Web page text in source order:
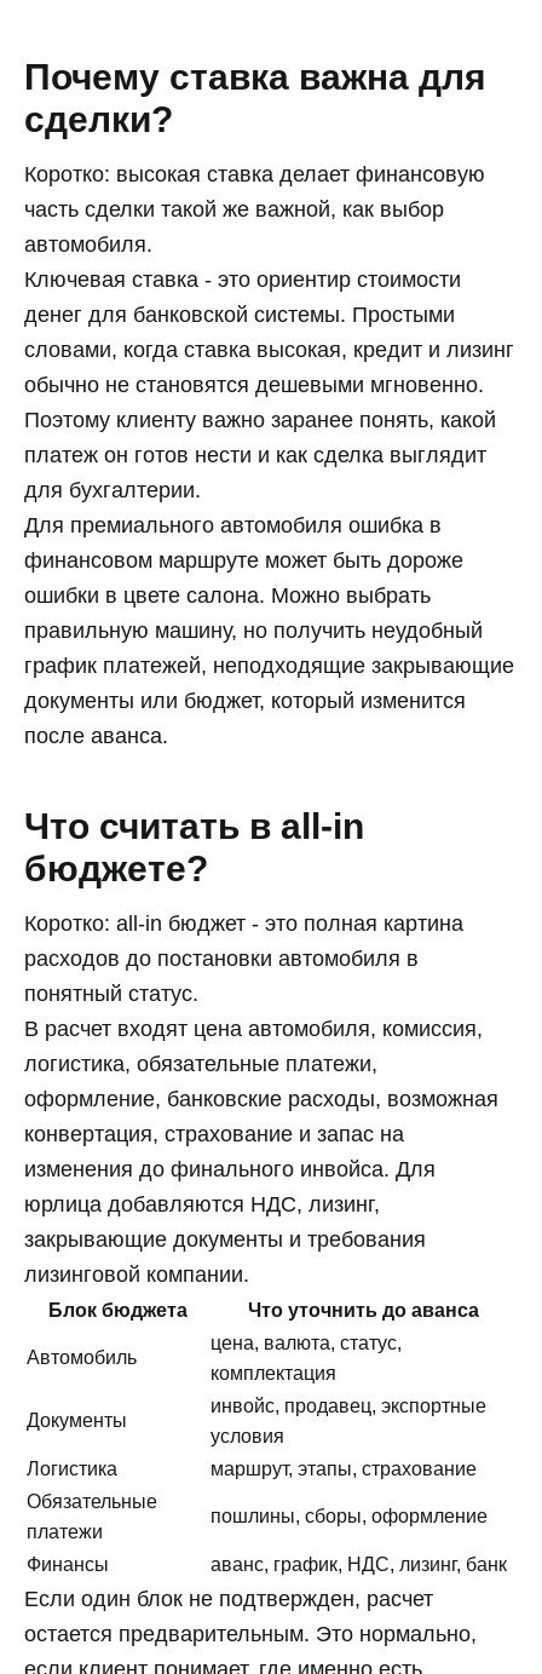
Почему ставка важна для
сделки?
Коротко: высокая ставка делает финансовую
часть сделки такой же важной, как выбор
автомобиля.
Ключевая ставка - это ориентир стоимости
денег для банковской системы. Простыми
словами, когда ставка высокая, кредит и лизинг
обычно не становятся дешевыми мгновенно.
Поэтому клиенту важно заранее понять, какой
платеж он готов нести и как сделка выглядит
для бухгалтерии.
Для премиального автомобиля ошибка в
финансовом маршруте может быть дороже
ошибки в цвете салона. Можно выбрать
правильную машину, но получить неудобный
график платежей, неподходящие закрывающие
документы или бюджет, который изменится
после аванса.
Что считать в all-in
бюджете?
Коротко: all-in бюджет - это полная картина
расходов до постановки автомобиля в
понятный статус.
В расчет входят цена автомобиля, комиссия,
логистика, обязательные платежи,
оформление, банковские расходы, возможная
конвертация, страхование и запас на
изменения до финального инвойса. Для
юрлица добавляются НДС, лизинг,
закрывающие документы и требования
лизинговой компании.
Блок бюджета Что уточнить до аванса
Автомобиль
цена, валюта, статус,
комплектация
Документы
инвойс, продавец, экспортные
условия
Логистика
маршрут, этапы, страхование
Обязательные
платежи
пошлины, сборы, оформление
Финансы аванс, график, НДС, лизинг, банк
Если один блок не подтвержден, расчет
остается предварительным. Это нормально,
если клиент понимает, где именно есть